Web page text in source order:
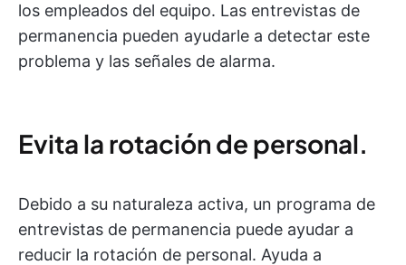
los empleados del equipo. Las entrevistas de
permanencia pueden ayudarle a detectar este
problema y las señales de alarma.
Evita la rotación de personal.
Debido a su naturaleza activa, un programa de
entrevistas de permanencia puede ayudar a
reducir la rotación de personal. Ayuda a